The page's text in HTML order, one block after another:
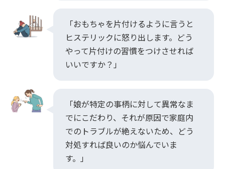
「おもちゃを片付けるように言うと
ヒステリックに怒り出します。どう
やって片付けの習慣をつけさせれば
いいですか？」
「娘が特定の事柄に対して異常なま
でにこだわり、それが原因で家庭内
でのトラブルが絶えないため、どう
対処すれば良いのか悩んでいま
す。」